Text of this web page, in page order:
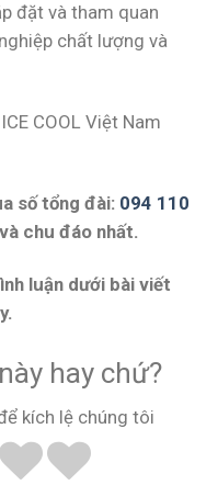
đặt và tham quan
chất lượng và
COOL Việt Nam
số tổng đài: 094 110
chu đáo nhất.
luận dưới bài viết
hay chứ?
kích lệ chúng tôi